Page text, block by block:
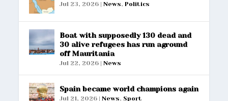
Jul 23, 2026 |News,Politics
Boat with supposedly 130 dead and
30 alive refugees has run aground
off Mauritania
Jul 22, 2026 |News
Spain became world champions again
Jul 21, 2026 |News, Sport